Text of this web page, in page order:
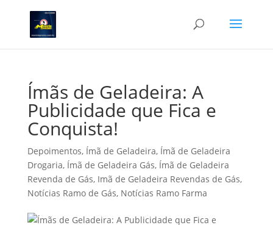
Ímãs de Geladeira: A
Publicidade que Fica e
Conquista!
Depoimentos, Ímã de Geladeira, Ímã de Geladeira
Drogaria, Ímã de Geladeira Gás, Ímã de Geladeira
Revenda de Gás, Imã de Geladeira Revendas de Gás,
Notícias Ramo de Gás, Notícias Ramo Farma